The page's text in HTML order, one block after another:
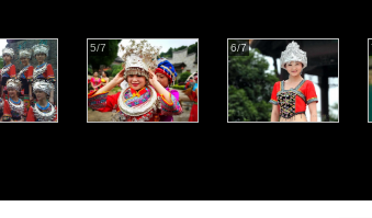
5/7 6/7